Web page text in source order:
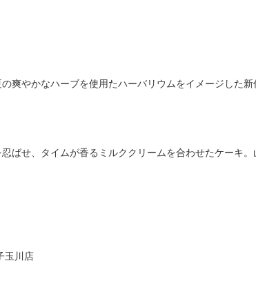
爽やかなハーブを使用たハーバリウムをイメージした
ばせ、タイムが香るミルククリームを合わせたケーキ
玉川店